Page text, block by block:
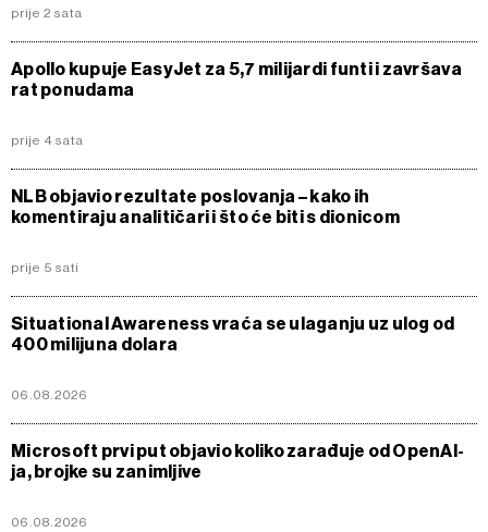
prije 2 sata
Apollo kupuje EasyJet za 5,7 milijardi funti i završava
rat ponudama
prije 4 sata
NLB objavio rezultate poslovanja – kako ih
komentiraju analitičari i što će biti s dionicom
prije 5 sati
Situational Awareness vraća se ulaganju uz ulog od
400 milijuna dolara
06.08.2026
Microsoft prvi put objavio koliko zarađuje od OpenAI-
ja, brojke su zanimljive
06.08.2026